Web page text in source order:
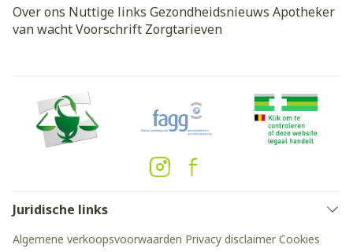
Over ons Nuttige links Gezondheidsnieuws Apotheker
van wachtVoorschrift Zorgtarieven
Juridische links
Algemene verkoopsvoorwaarden Privacy disclaimer Cookies